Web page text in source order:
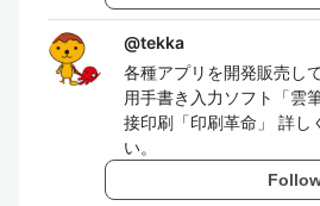
@tekka
各種アプリを開発販売し
用手書き入力ソフト「雲
接印刷「印刷革命」 詳し
い。